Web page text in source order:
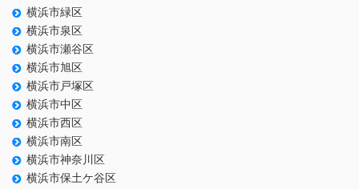
横浜市緑区
横浜市泉区
横浜市瀬谷区
横浜市旭区
横浜市戸塚区
横浜市中区
横浜市西区
横浜市南区
横浜市神奈川区
横浜市保土ケ谷区